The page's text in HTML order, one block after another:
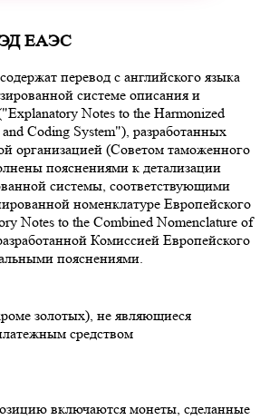
ЕАЭС
перевод с английского языка
системе описания и
Notes to the Harmonized
Coding System"), разработанных
организацией (Советом таможенного
пояснениями к детализации
системы, соответствующими
номенклатуре Европейского
Notes to the Combined Nomenclature of
Комиссией Европейского
пояснениями.
золотых), не являющиеся
средством
включаются монеты, сделанные